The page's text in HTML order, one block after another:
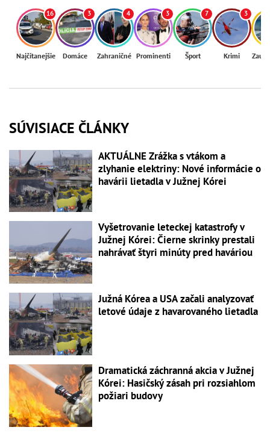
16
Najčítanejšie
3
Domáce
4
Zahraničné
3
Prominenti
7
Šport
3
Krimi
SÚVISIACE ČLÁNKY
AKTUÁLNE Zrážka s vtákom a
zlyhanie elektriny: Nové informácie o
havárii lietadla v Južnej Kórei
Vyšetrovanie leteckej katastrofy v
Južnej Kórei: Čierne skrinky prestali
nahrávať štyri minúty pred haváriou
Južná Kórea a USA začali analyzovať
letové údaje z havarovaného lietadla
Dramatická záchranná akcia v Južnej
Kórei: Hasičský zásah pri rozsiahlom
požiari budovy